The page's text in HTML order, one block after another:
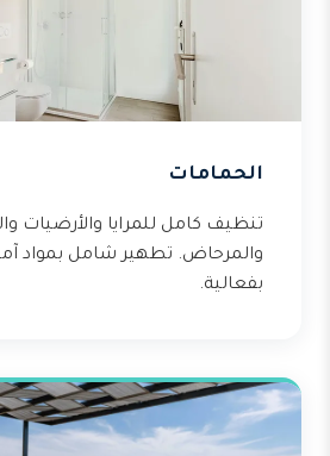
الحمامات
تنظيف كامل للمرايا والأرضيات
والمرحاض. تطهير شامل بمواد
بفعالية.